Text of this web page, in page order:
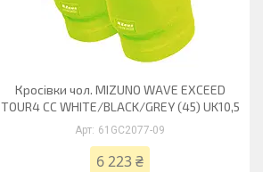
Кросівки чол. MIZUNO WAVE EXCEED
TOUR4 CC WHITE/BLACK/GREY (45) UK10,5
61GC2077-09
6 223 ₴